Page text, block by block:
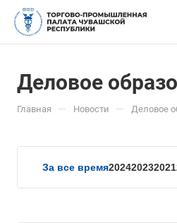
Деловое
Главная — Новости — Деловое
За все время202420232021